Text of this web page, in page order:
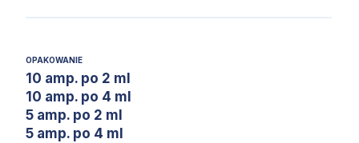
OPAKOWANIE
10 amp. po 2 ml
10 amp. po 4 ml
5 amp. po 2 ml
5 amp. po 4 ml